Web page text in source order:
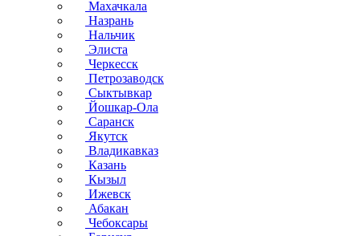
Махачкала
Назрань
Нальчик
Элиста
Черкесск
Петрозаводск
Сыктывкар
Йошкар-Ола
Саранск
Якутск
Владикавказ
Казань
Кызыл
Ижевск
Абакан
Чебоксары